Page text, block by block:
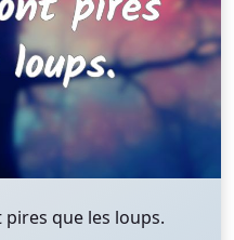
que les loups.